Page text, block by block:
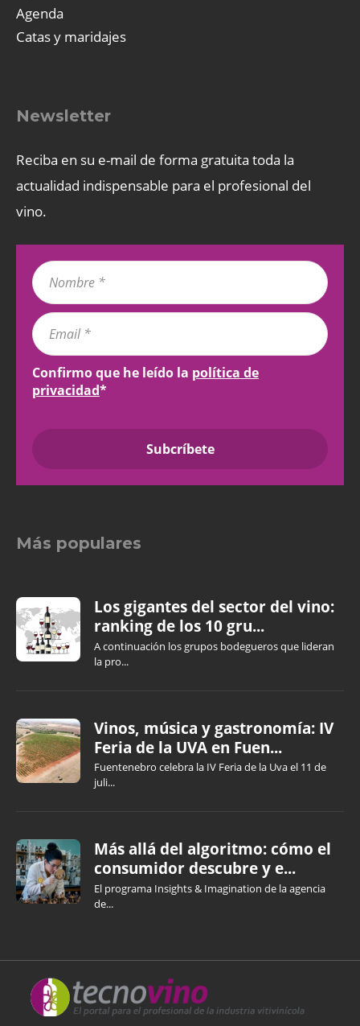
Agenda
Catas y maridajes
Newsletter
Reciba en su e-mail de forma gratuita toda la
actualidad indispensable para el profesional del
vino.
Confirmo que he leído la política de
privacidad*
Más populares
Los gigantes del sector del vino:
ranking de los 10 gru...
A continuación los grupos bodegueros que lideran
la pro...
Vinos, música y gastronomía: IV
Feria de la UVA en Fuen...
Fuentenebro celebra la IV Feria de la Uva el 11 de
juli...
Más allá del algoritmo: cómo el
consumidor descubre y e...
El programa Insights & Imagination de la agencia
de...